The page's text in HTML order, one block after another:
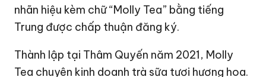
nhãn hiệu kèm chữ “Molly Tea” bằng tiếng
Trung được chấp thuận đăng ký.
Thành lập tại Thâm Quyến năm 2021, Molly
Tea chuyên kinh doanh trà sữa tươi hương hoa.